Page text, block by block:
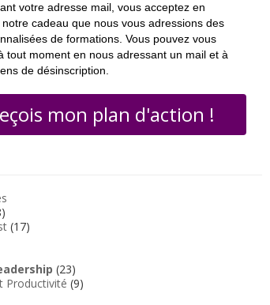
votre adresse mail, vous acceptez en
cadeau que nous vous adressions des
de formations. Vous pouvez vous
tout moment en nous adressant un mail et à
de désinscription.
mon plan d'action !
(17)
(23)
Productivité (9)